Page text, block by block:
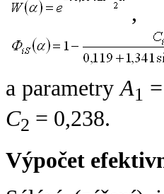
,
a parametryA1
C2 = 0,238.
Výpočet